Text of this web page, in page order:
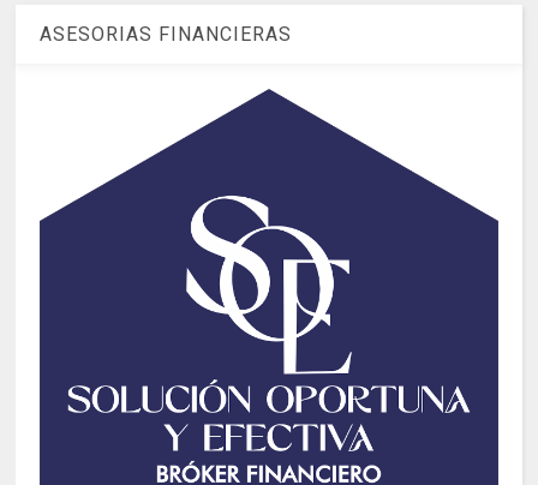
ASESORIAS FINANCIERAS